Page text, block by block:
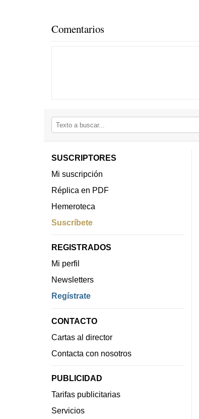
Comentarios
SUSCRIPTORES
Mi suscripción
Réplica en PDF
Hemeroteca
Suscríbete
REGISTRADOS
Mi perfil
Newsletters
Regístrate
CONTACTO
Cartas al director
Contacta con nosotros
PUBLICIDAD
Tarifas publicitarias
Servicios